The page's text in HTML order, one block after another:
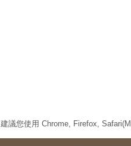
建議您使用 Chrome, Firefox,